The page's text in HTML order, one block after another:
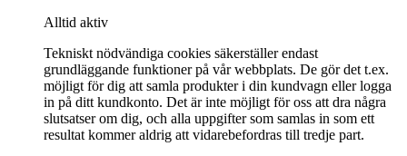
Alltid aktiv
Tekniskt nödvändiga cookies säkerställer endast
grundläggande funktioner på vår webbplats. De gör det t.ex.
möjligt för dig att samla produkter i din kundvagn eller logga
in på ditt kundkonto. Det är inte möjligt för oss att dra några
slutsatser om dig, och alla uppgifter som samlas in som ett
resultat kommer aldrig att vidarebefordras till tredje part.